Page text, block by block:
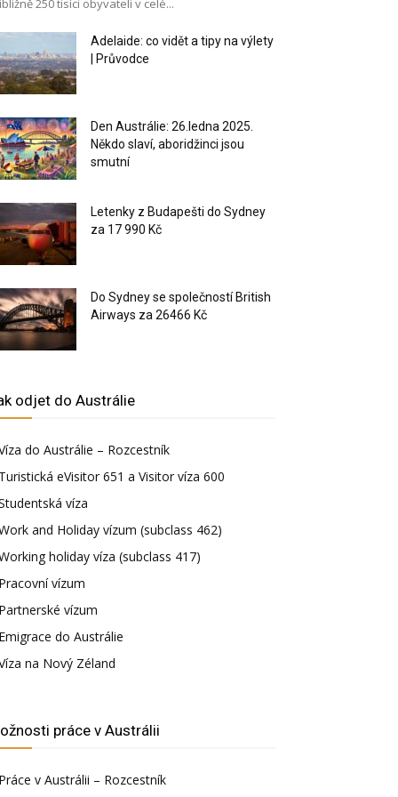
250 tisíci obyvateli v celé...
Adelaide: co vidět a tipy na výlety
| Průvodce
Den Austrálie: 26.ledna 2025.
Někdo slaví, aboridžinci jsou
smutní
Letenky z Budapešti do Sydney
za 17 990 Kč
Do Sydney se společností British
Airways za 26466 Kč
odjet do Austrálie
do Austrálie – Rozcestník
eVisitor 651 a Visitor víza 600
víza
and Holiday vízum (subclass 462)
holiday víza (subclass 417)
vízum
vízum
do Austrálie
na Nový Zéland
práce v Austrálii
v Austrálii – Rozcestník